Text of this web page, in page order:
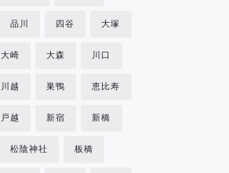
品川 四谷 大塚
大崎 大森 川口
川越 巣鴨 恵比寿
戸越 新宿 新橋
松陰神社 板橋